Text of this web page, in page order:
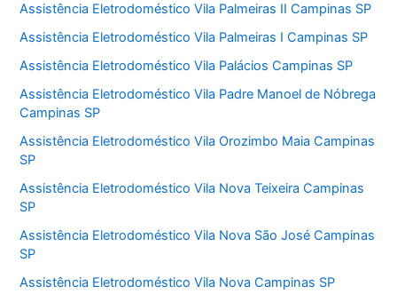
Assistência Eletrodoméstico Vila Palmeiras II Campinas SP
Assistência Eletrodoméstico Vila Palmeiras I Campinas SP
Assistência Eletrodoméstico Vila Palácios Campinas SP
Assistência Eletrodoméstico Vila Padre Manoel de Nóbrega
Campinas SP
Assistência Eletrodoméstico Vila Orozimbo Maia Campinas
SP
Assistência Eletrodoméstico Vila Nova Teixeira Campinas
SP
Assistência Eletrodoméstico Vila Nova São José Campinas
SP
Assistência Eletrodoméstico Vila Nova Campinas SP